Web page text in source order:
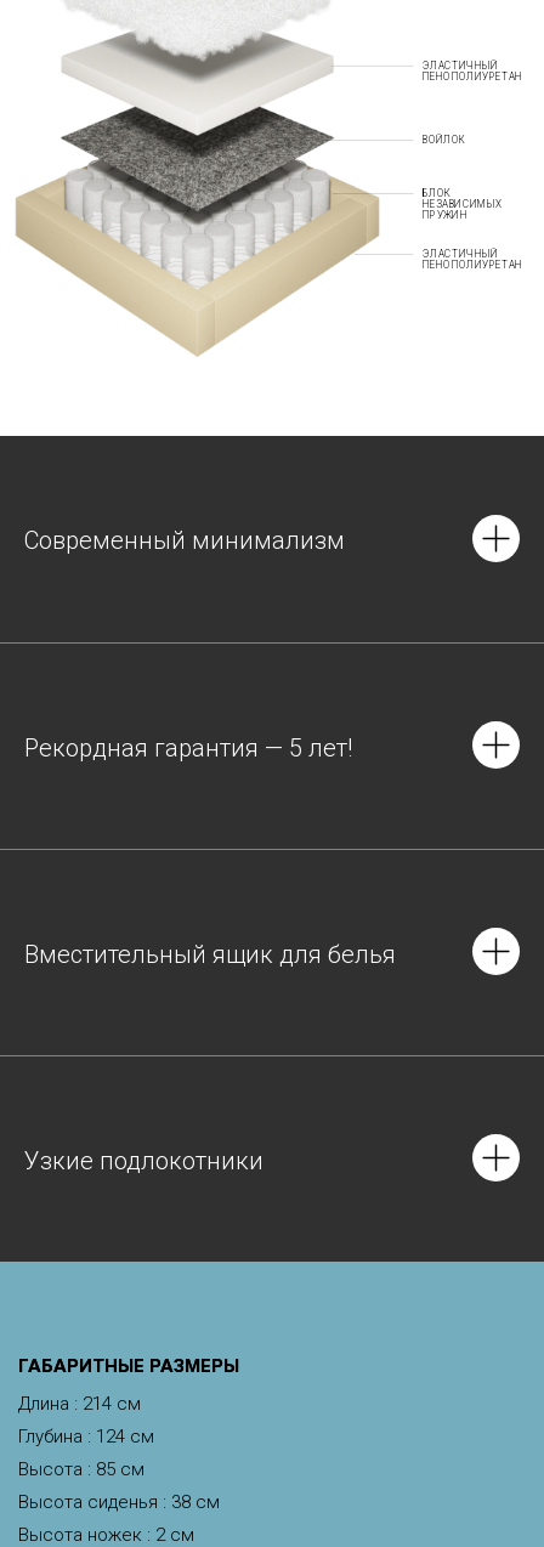
ЭЛАСТИЧНЫЙ
ПЕНОПОЛИУРЕТАН
ВОЙЛОК
БЛОК
НЕЗАВИСИМЫХ
ПРУЖИН
ЭЛАСТИЧНЫЙ
ПЕНОПОЛИУРЕТАН
Современный минимализм
Рекордная гарантия — 5 лет!
Вместительный ящик для белья
Узкие подлокотники
ГАБАРИТНЫЕ РАЗМЕРЫ
Длина : 214 см
Глубина : 124 см
Высота : 85 см
Высота сиденья : 38 см
Высота ножек : 2 см